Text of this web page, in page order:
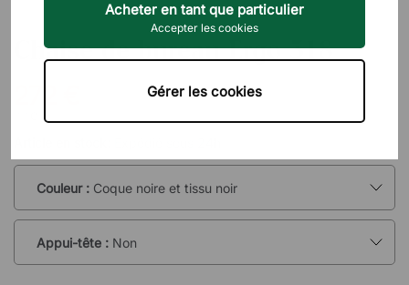
Acheter en tant que particulier
Accepter les cookies
Gérer les cookies
DIREKT INTERIÖR
Chaise de bureau Ergo 318
Couleur : Coque noire et tissu noir
Appui-tête : Non